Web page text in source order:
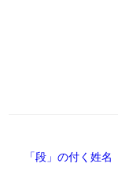
「段」の付く姓名